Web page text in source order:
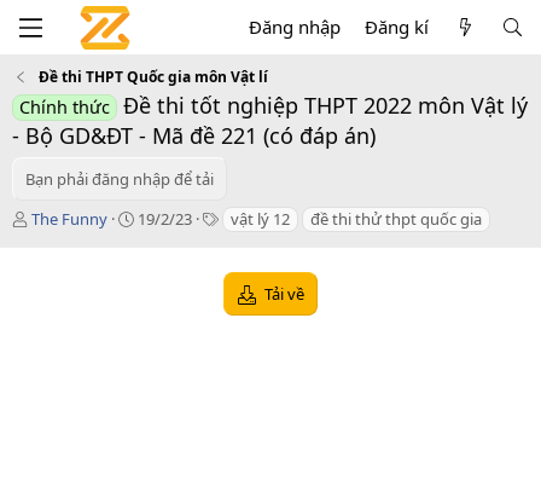
Đăng nhập Đăng kí
Đề thi THPT Quốc gia môn Vật lí
Chính thức Đề thi tốt nghiệp THPT 2022 môn Vật lý
- Bộ GD&ĐT - Mã đề 221 (có đáp án)
Bạn phải đăng nhập để tải
T
The Funny
C19/2/23
T
s
vật lý 12 đề thi thử thpt quốc gia
Tải về